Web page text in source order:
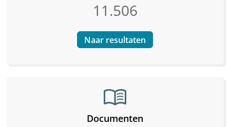
11.506
Naar resultaten
menu_book
Documenten